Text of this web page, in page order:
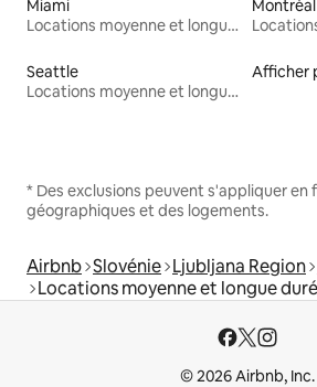
Miami
Locations moyenne et longue durée
Montréal
Seattle
Locations moyenne et longue durée
Afficher
* Des exclusions peuvent s'appliquer en
géographiques et des logements.
Airbnb Slovénie Ljubljana Region
Locations moyenne et longue
© 2026 Airbnb, Inc.